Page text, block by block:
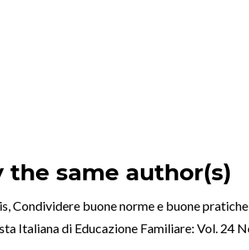
the same author(s)
Condividere buone norme e buone
Italiana di Educazione Familiare: Vol. 24